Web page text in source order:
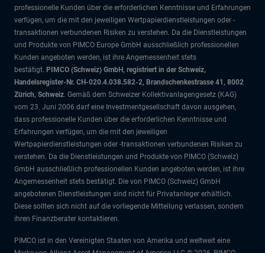
professionelle Kunden über die erforderlichen Kenntnisse und Erfahrungen
verfügen, um die mit den jeweiligen Wertpapierdienstleistungen oder -
transaktionen verbundenen Risiken zu verstehen. Da die Dienstleistungen
und Produkte von PIMCO Europe GmbH ausschließlich professionellen
Kunden angeboten werden, ist ihre Angemessenheit stets
bestätigt. PIMCO (Schweiz) GmbH, registriert in der Schweiz,
Handelsregister-Nr. CH-020.4.038.582-2, Brandschenkestrasse 41, 8002
Zürich, Schweiz. Gemäß dem Schweizer Kollektivanlagengesetz (KAG)
vom 23. Juni 2006 darf eine Investmentgesellschaft davon ausgehen,
dass professionelle Kunden über die erforderlichen Kenntnisse und
Erfahrungen verfügen, um die mit den jeweiligen
Wertpapierdienstleistungen oder -transaktionen verbundenen Risiken zu
verstehen. Da die Dienstleistungen und Produkte von PIMCO (Schweiz)
GmbH ausschließlich professionellen Kunden angeboten werden, ist ihre
Angemessenheit stets bestätigt. Die von PIMCO (Schweiz) GmbH
angebotenen Dienstleistungen sind nicht für Privatanleger erhältlich.
Diese sollten sich nicht auf die vorliegende Mitteilung verlassen, sondern
ihren Finanzberater kontaktieren.
PIMCO ist in den Vereinigten Staaten von Amerika und weltweit eine